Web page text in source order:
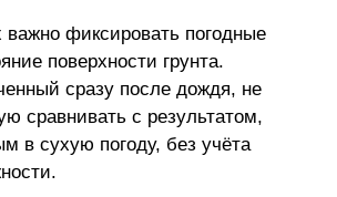
фиксировать погодные
поверхности грунта.
сразу после дождя, не
сравнивать с результатом,
в сухую погоду, без учёта